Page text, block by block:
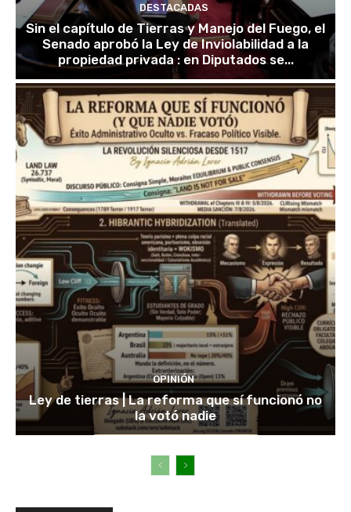
DESTACADAS
Sin el capítulo de Tierras y Manejo del Fuego, el
Senado aprobó la Ley de Inviolabilidad a la
propiedad privada : en Diputados se...
OPINIÓN
Ley de tierras | La reforma que sí funcionó no
la votó nadie